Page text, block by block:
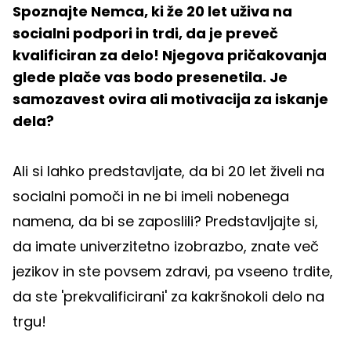
Spoznajte Nemca, ki že 20 let uživa na
socialni podpori in trdi, da je preveč
kvalificiran za delo! Njegova pričakovanja
glede plače vas bodo presenetila. Je
samozavest ovira ali motivacija za iskanje
dela?
Ali si lahko predstavljate, da bi 20 let živeli na
socialni pomoči in ne bi imeli nobenega
namena, da bi se zaposlili? Predstavljajte si,
da imate univerzitetno izobrazbo, znate več
jezikov in ste povsem zdravi, pa vseeno trdite,
da ste 'prekvalificirani' za kakršnokoli delo na
trgu!